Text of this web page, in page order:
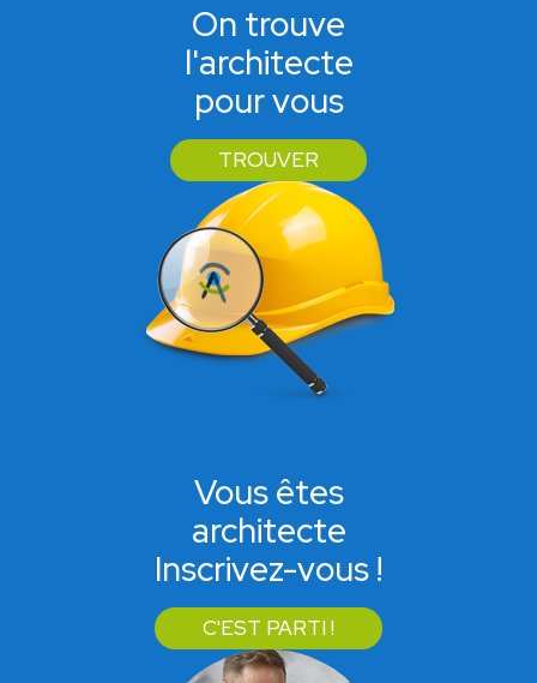
On trouve
l'architecte
pour vous
TROUVER
Vous êtes
architecte
Inscrivez-vous !
C'EST PARTI !